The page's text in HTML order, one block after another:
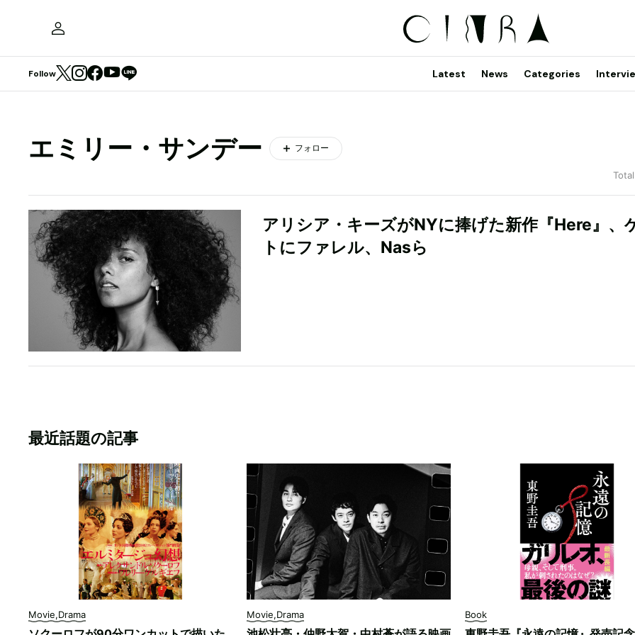
Follow Latest News Categories
エミリー・サンデー フォロー
アリシア・キーズがNYに捧げた新作『Here』、
トにファレル、Nasら
最近話題の記事
Movie,Drama Movie,Drama Book